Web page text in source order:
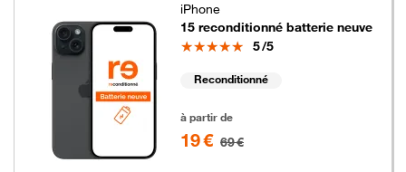
iPhone
15 reconditionné batterie neuve
Note
5/5
Reconditionné
à partir de
19 € 69 €